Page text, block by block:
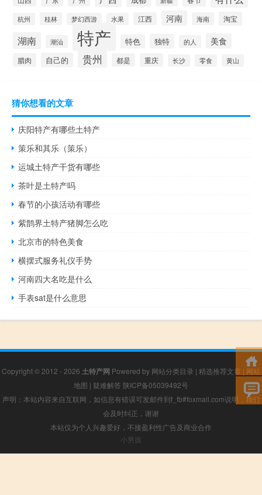
杭州 桂林 梦幻西游 水果 江西 河南 海南 淘宝
湖南 潮汕 特产 特色 独特 的人 美食
腊肉 自己的 贵州 都是 重庆 长沙 零食 黄山
猜你想看的文章
庆阳特产有哪些土特产
策乐和其乐（策乐）
运城土特产干货有哪些
茶叶是土特产吗
春节的小孩活动有哪些
紫鹊界土特产猪脚怎么吃
北京市的特色美食
横摆式服务礼仪手势
河南四大名吃是什么
手表sat是什么意思
Copyright © 2012 - 2026 土特产网 Powered by 网站分类目录 | 精选推荐文章 | 网站
地图 | 疑难解答 陕ICP备05039492号
声明：本站内容来自互联网，如信息有错误可发邮件到f_fb#foxmail.com说明，我们
会及时纠正，谢谢
本站仅为个人兴趣爱好，不接盈利性广告及商业合作
小男孩